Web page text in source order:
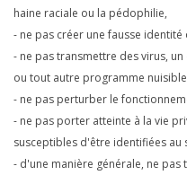
haine raciale ou la pédophilie,
- ne pas créer une fausse
- ne pas transmettre des virus,
ou tout autre programme
- ne pas perturber le
- ne pas porter atteinte à la vie
susceptibles d'être identifiées au
- d'une manière générale, ne